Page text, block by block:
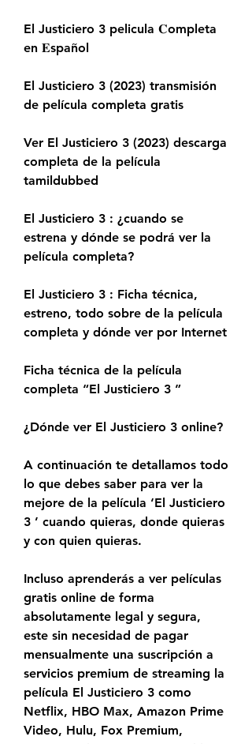
El Justiciero 3 pelicula 𝐂ompleta
en 𝐄spañol
El Justiciero 3 (2023) transmisión
de película completa gratis
Ver El Justiciero 3 (2023) descarga
completa de la película
tamildubbed
El Justiciero 3 : ¿cuando se
estrena y dónde se podrá ver la
película completa?
El Justiciero 3 : Ficha técnica,
estreno, todo sobre de la película
completa y dónde ver por Internet
Ficha técnica de la película
completa “El Justiciero 3 ”
¿Dónde ver El Justiciero 3 online?
A continuación te detallamos todo
lo que debes saber para ver la
mejore de la película ‘El Justiciero
3 ’ cuando quieras, donde quieras
y con quien quieras.
Incluso aprenderás a ver películas
gratis online de forma
absolutamente legal y segura,
este sin necesidad de pagar
mensualmente una suscripción a
servicios premium de streaming la
película El Justiciero 3 como
Netflix, HBO Max, Amazon Prime
Video, Hulu, Fox Premium,